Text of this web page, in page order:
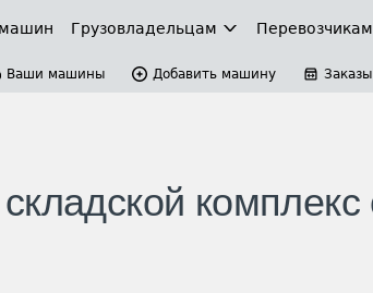
Грузовладельцам Перевозчикам
Ваши машины Добавить машину Заказы
комплекс